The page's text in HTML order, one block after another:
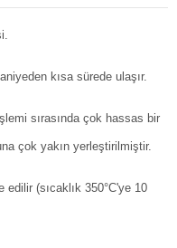
kısa sürede ulaşır.
sırasında çok hassas bir
çok yakın yerleştirilmiştir.
edilir (sıcaklık 350°C'ye 10